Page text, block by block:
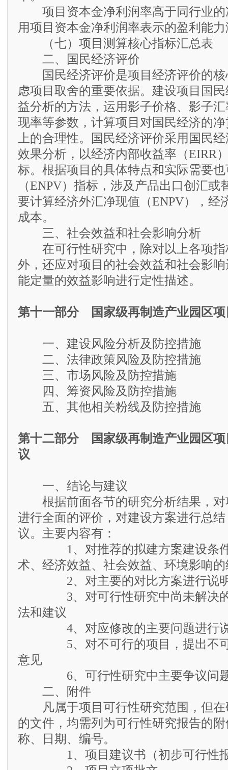
项目资本金净利润率高于同行业的
用项目资本金净利润率表示的盈利能
（七）项目测算核心指标汇总表
二、国民经济评价
国民经济评价是项目经济评价的核
虑项目取舍的重要依据。建设项目国
益分析的方法，运用影子价格、影子
现率等参数，计算项目对国民经济的
上的合理性。国民经济评价采用国民
效果分析，以经济内部收益率（EIRR
标。根据项目的具体特点和实际需要
（ENPV）指标，涉及产品出口创汇
要计算经济外汇净现值（ENPV），经
成本。
三、社会效益和社会影响分析
在可行性研究中，除对以上各项指
外，还应对项目的社会效益和社会影
能定量的效益影响进行定性描述。
第十一部分 国家级再制造产业园区项
一、建设风险分析及防控措施
二、法律政策风险及防控措施
三、市场风险及防控措施
四、筹资风险及防控措施
五、其他相关粉线及防控措施
第十二部分 国家级再制造产业园区项
议
一、结论与建议
根据前面各节的研究分析结果，对
进行全面的评价，对建设方案进行总
议。主要内容有：
1、对推荐的拟建方案建设条件
术、经济效益、社会效益、环境影响
2、对主要的对比方案进行说
3、对可行性研究中尚未解决的
法和建议
4、对应修改的主要问题进行说
5、对不可行的项目，提出不可
意见
6、可行性研究中主要争议问题
二、附件
凡属于项目可行性研究范围，但在
的文件，均需列为可行性研究报告的
称、日期、编号。
1、项目建议书（初步可行性